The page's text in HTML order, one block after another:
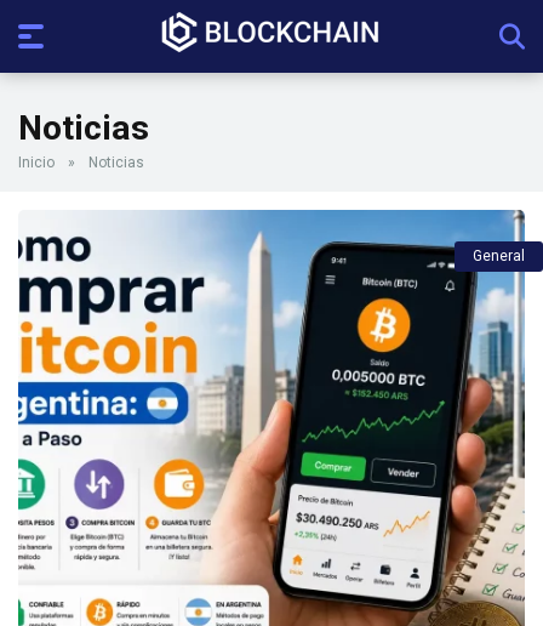
Noticias
Inicio » Noticias
General